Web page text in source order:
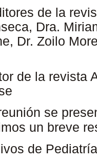
de la
Dra.
Dr. Zoilo
de la revista
se
un breve
de